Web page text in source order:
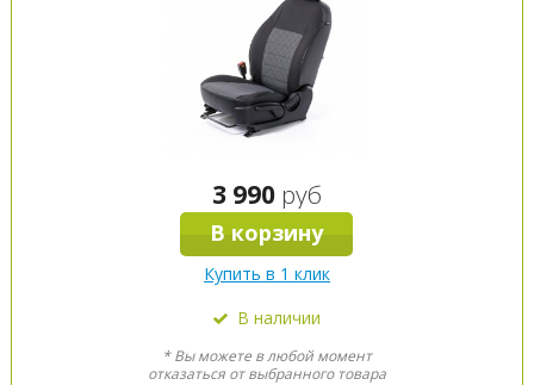
3 990 руб
В корзину
Купить в 1 клик
В наличии
* Вы можете в любой момент
отказаться от выбранного товара